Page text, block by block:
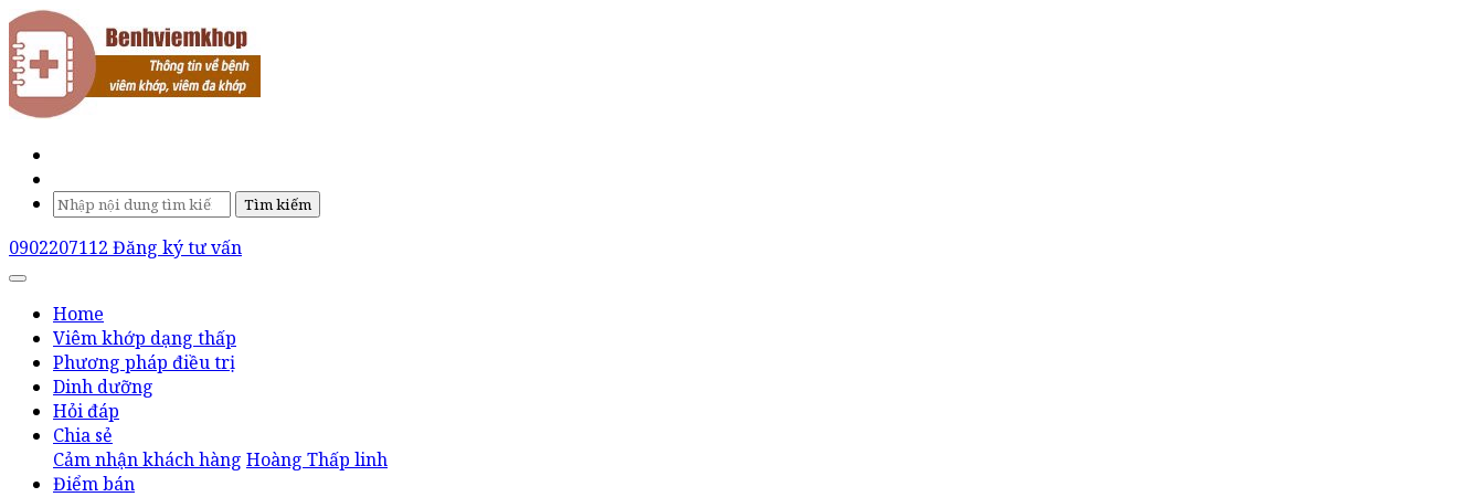
Tìm kiếm
0902207112 Đăng ký tư vấn
Home
Viêm khớp dạng thấp
Phương pháp điều trị
Dinh dưỡng
Hỏi đáp
Chia sẻ
Cảm nhận khách hàng Hoàng Thấp linh
Điểm bán